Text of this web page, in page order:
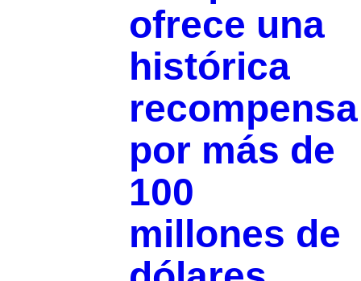
ofrece una
histórica
recompensa
por más de
100
millones de